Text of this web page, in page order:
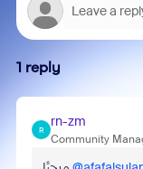
1 reply
R
rn-zm
Community